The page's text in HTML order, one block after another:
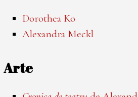
Dorothea Ko
Alexandra Meckl
Arte